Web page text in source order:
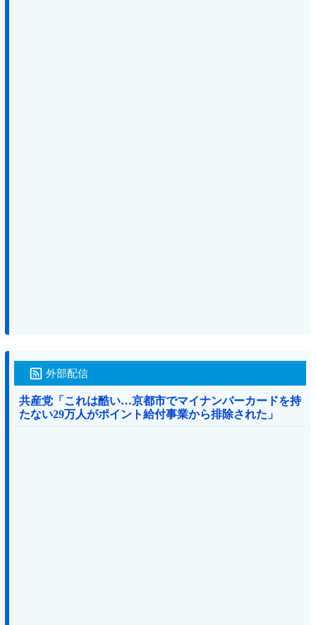
外部配信
共産党「これは酷い…京都市でマイナンバーカードを持
たない29万人がポイント給付事業から排除された」